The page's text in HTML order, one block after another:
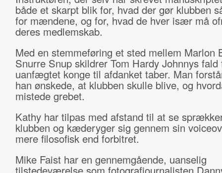
både et skarpt blik for, hvad der gør klubben
for mændene, og for, hvad de hver især må
deres medlemskab.
Med en stemmeføring et sted mellem Marlon
Snurre Snup skildrer Tom Hardy Johnnys fald
uanfægtet konge til afdanket taber. Man
han ønskede, at klubben skulle blive, og
mistede grebet.
Kathy har tilpas med afstand til at se
klubben og kæderyger sig gennem sin
mere filosofisk end forbitret.
Mike Faist har en gennemgående, uanselig